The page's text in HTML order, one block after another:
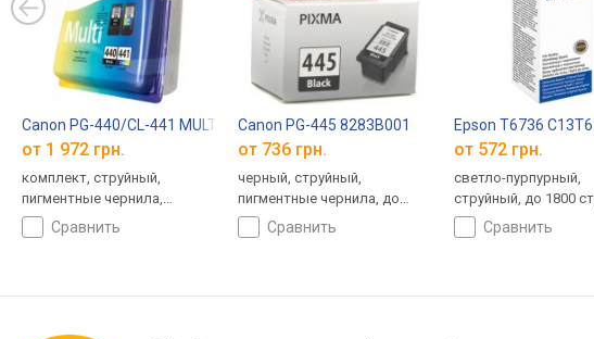
Canon PG-440/CL-441 MULTI 5219B005
от 1 972 грн.
комплект, струйный,
пигментные чернила,
водорастворимые чернила,
до 360 страниц
сравнить
Canon PG-445 8283B001
от 736 грн.
черный, струйный,
пигментные чернила, до
180 страниц
сравнить
Epson T6736
от 572 грн.
светло-пурпурный,
струйный, до 1800
сравнить